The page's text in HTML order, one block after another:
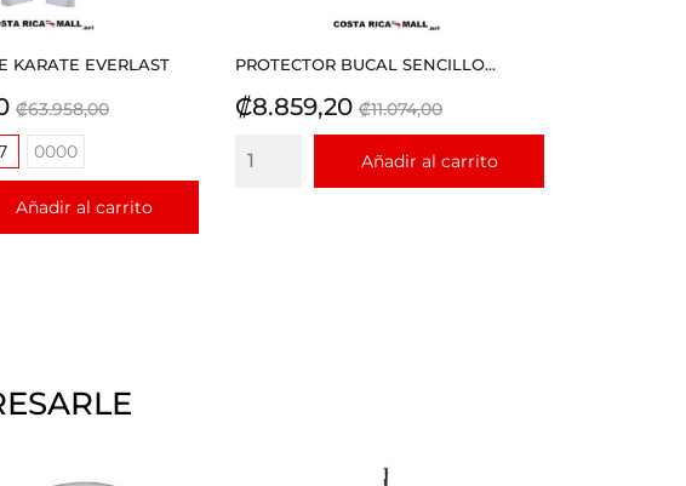
KARATE EVERLAST
Precio
base
₡63.958,00
0000
Añadir al carrito
PROTECTOR BUCAL SENCILLO...
Precio
₡8.859,20 Precio
base
₡11.074,00
Añadir al carrito